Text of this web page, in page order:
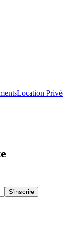
Location
S'inscrire